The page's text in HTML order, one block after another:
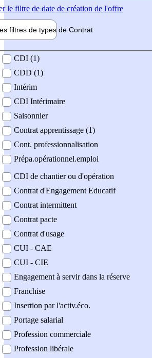
le filtre de date de création de l'offre
filtres de types de Contrat
contrat
CDI (1)
CDD (1)
Intérim
CDI Intérimaire
Saisonnier
Contrat apprentissage (1)
Cont. professionnalisation
Prépa.opérationnel.emploi
CDI de chantier ou d'opération
Contrat d'Engagement Educatif
Contrat intermittent
Contrat pacte
Contrat d'usage
CUI - CAE
CUI - CIE
Engagement à servir dans la réserve
Franchise
Insertion par l'activ.éco.
Portage salarial
Profession commerciale
Profession libérale